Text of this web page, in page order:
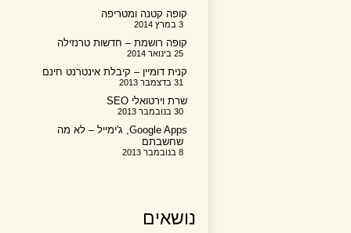
קופה קטנה ומטריפה
קופה רושמת – חדשות טרנזילה
קנית דומיין – קיבלת אינטרנט חינם
שרת וירטואלי SEO
Google Apps, ג'ימייל – לא מה
שחשבתם
נושאים